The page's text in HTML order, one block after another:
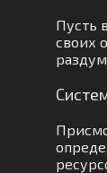
Пусть
своих